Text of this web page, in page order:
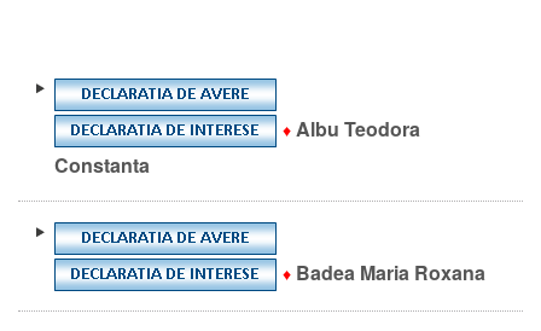
♦ Albu Teodora
Constanta
♦ Badea Maria Roxana